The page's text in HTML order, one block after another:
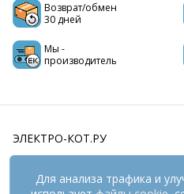
Возврат/обмен
30 дней
Мы -
производитель
ЭЛЕКТРО-КОТ.РУ
ИНФОРМАЦИЯ
Для анализа трафика и